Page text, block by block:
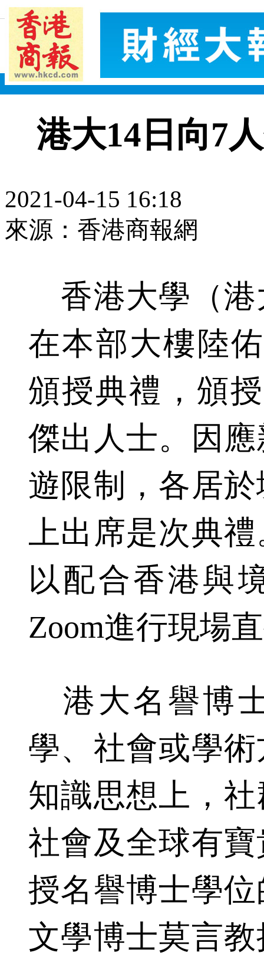
港大14日向7
2021-04-15 16:18
來源：香港商報網
香港大學（港
在本部大樓陸
頒授典禮，頒
傑出人士。因
遊限制，各居
上出席是次典
以配合香港與
Zoom進行現場
港大名譽博
學、社會或學
知識思想上，
社會及全球有
授名譽博士學
文學博士莫言